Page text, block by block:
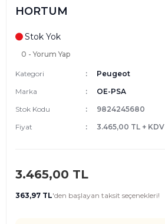
HORTUM
Stok Yok
0 - Yorum Yap
Kategori
Peugeot
Marka
OE-PSA
Stok Kodu
9824245680
Fiyat
3.465,00 TL + KDV
3.465,00 TL
363,97 TL'den başlayan taksit seçenekleri!